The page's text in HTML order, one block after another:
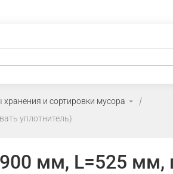
хранения и сортировки мусора
уплотнитель)
мм, L=525 мм,